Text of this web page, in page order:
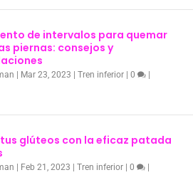
de intervalos para quemar
piernas: consejos y
Mar 23, 2023 |Tren inferior |0
glúteos con la eficaz patada
Feb 21, 2023 |Tren inferior |0